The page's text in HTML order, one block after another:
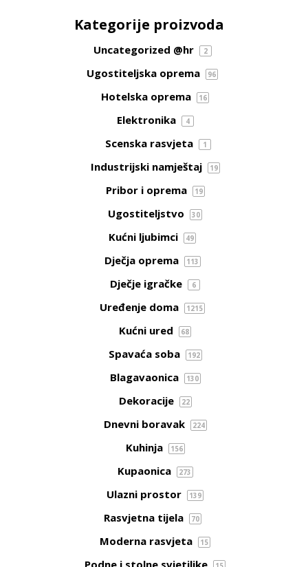
Kategorije proizvoda
Uncategorized @hr 2
Ugostiteljska oprema 96
Hotelska oprema 16
Elektronika 4
Scenska rasvjeta 1
Industrijski namještaj 19
Pribor i oprema 19
Ugostiteljstvo 30
Kućni ljubimci 49
Dječja oprema 113
Dječje igračke 6
Uređenje doma 1215
Kućni ured 68
Spavaća soba 192
Blagavaonica 130
Dekoracije 22
Dnevni boravak 224
Kuhinja 156
Kupaonica 273
Ulazni prostor 139
Rasvjetna tijela 70
Moderna rasvjeta 15